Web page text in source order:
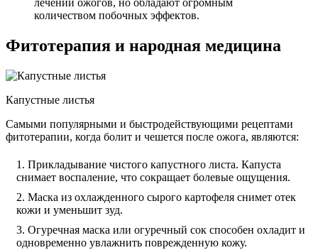
лечении ожогов, но обладают огромным
количеством побочных эффектов.
Фитотерапия и народная медицина
Капустные листья
Самыми популярными и быстродействующими рецептами
фитотерапии, когда болит и чешется после ожога, являются:
Прикладывание чистого капустного листа. Капуста
снимает воспаление, что сокращает болевые ощущения.
Маска из охлажденного сырого картофеля снимет отек
кожи и уменьшит зуд.
Огуречная маска или огуречный сок способен охладит и
одновременно увлажнить поврежденную кожу.